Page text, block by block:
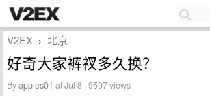
V2EX › 北京
好奇大家裤衩多久换？
Byapples01 at Jul 8 · 9597 views